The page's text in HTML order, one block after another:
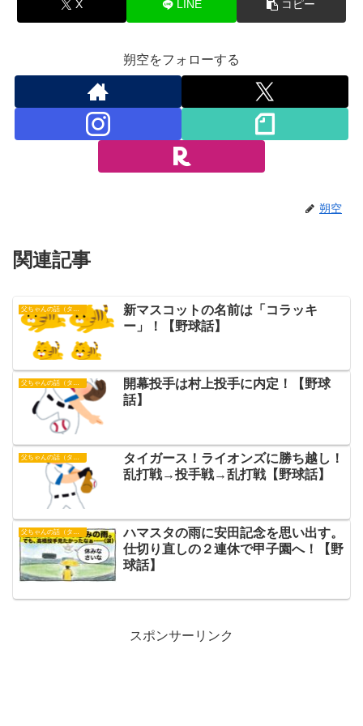
X LINE コピー
朔空をフォローする
朔空
関連記事
新マスコットの名前は「コラッキ
ー」！【野球話】
父ちゃんの話（タイガース）
開幕投手は村上投手に内定！【野球
話】
父ちゃんの話（タイガース）
タイガース！ライオンズに勝ち越し！
乱打戦→投手戦→乱打戦【野球話】
父ちゃんの話（タイガース）
ハマスタの雨に安田記念を思い出す。
仕切り直しの２連休で甲子園へ！【野
球話】
スポンサーリンク